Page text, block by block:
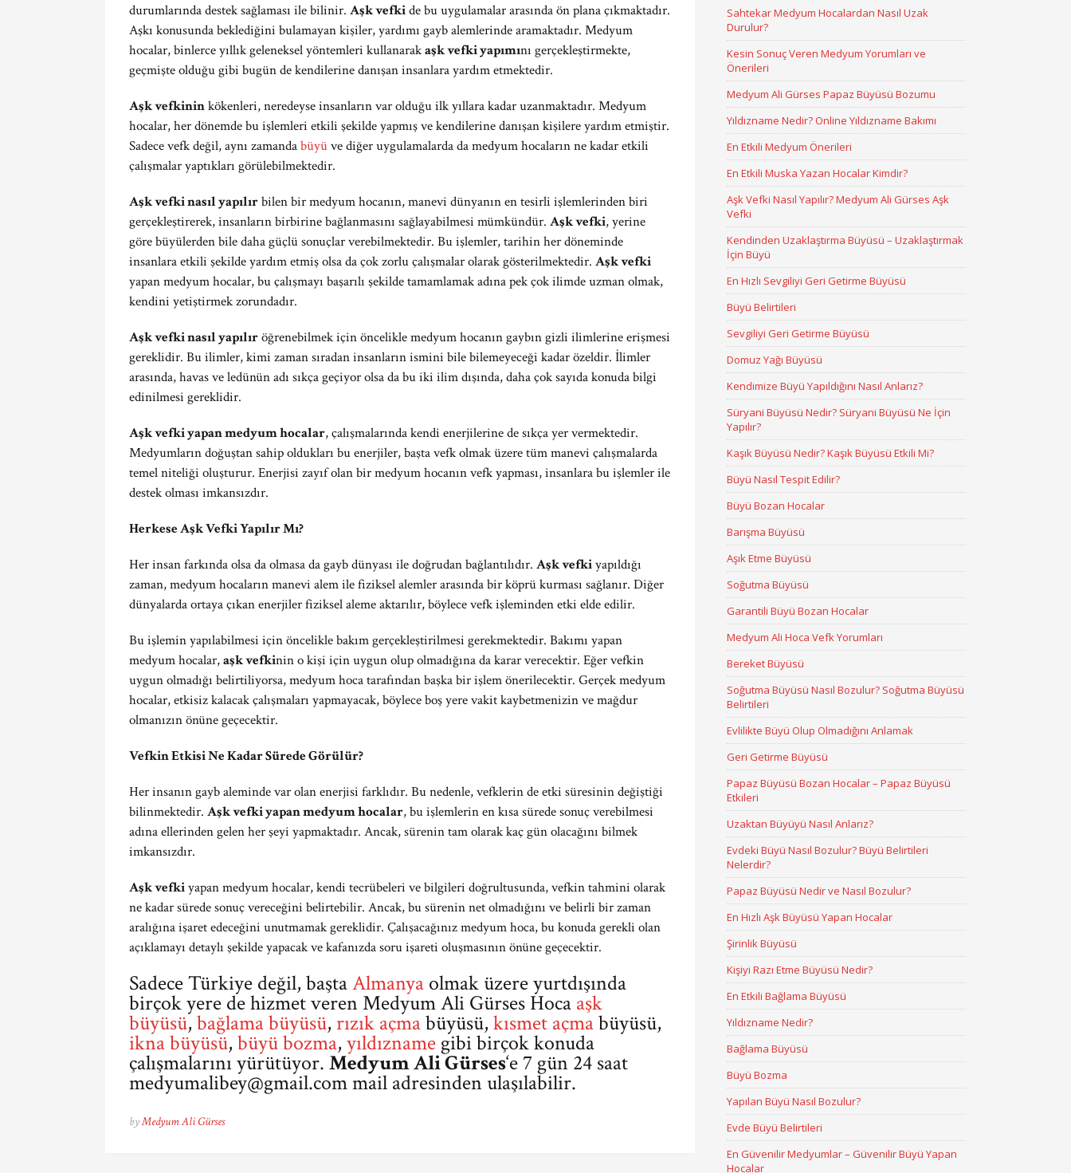
durumlarında destek sağlaması ile bilinir. Aşk vefkide bu uygulamalar arasında ön plana çıkmaktadır.
Aşkı konusunda beklediğini bulamayan kişiler, yardımı gayb alemlerinde aramaktadır. Medyum
hocalar, binlerce yıllık geleneksel yöntemleri kullanarakaşk vefki yapımını gerçekleştirmekte,
geçmişte olduğu gibi bugün de kendilerine danışan insanlara yardım etmektedir.
Aşk vefkininkökenleri, neredeyse insanların var olduğu ilk yıllara kadar uzanmaktadır. Medyum
hocalar, her dönemde bu işlemleri etkili şekilde yapmış ve kendilerine danışan kişilere yardım etmiştir.
Sadece vefk değil, aynı zamandabüyüve diğer uygulamalarda da medyum hocaların ne kadar etkili
çalışmalar yaptıkları görülebilmektedir.
Aşk vefki nasıl yapılırbilen bir medyum hocanın, manevi dünyanın en tesirli işlemlerinden biri
gerçekleştirerek, insanların birbirine bağlanmasını sağlayabilmesi mümkündür. Aşk vefki, yerine
göre büyülerden bile daha güçlü sonuçlar verebilmektedir. Bu işlemler, tarihin her döneminde
insanlara etkili şekilde yardım etmiş olsa da çok zorlu çalışmalar olarak gösterilmektedir. Aşk vefki
yapan medyum hocalar, bu çalışmayı başarılı şekilde tamamlamak adına pek çok ilimde uzman olmak,
kendini yetiştirmek zorundadır.
Aşk vefki nasıl yapılıröğrenebilmek için öncelikle medyum hocanın gaybın gizli ilimlerine erişmesi
gereklidir. Bu ilimler, kimi zaman sıradan insanların ismini bile bilemeyeceği kadar özeldir. İlimler
arasında, havas ve ledünün adı sıkça geçiyor olsa da bu iki ilim dışında, daha çok sayıda konuda bilgi
edinilmesi gereklidir.
Aşk vefki yapan medyum hocalar, çalışmalarında kendi enerjilerine de sıkça yer vermektedir.
Medyumların doğuştan sahip oldukları bu enerjiler, başta vefk olmak üzere tüm manevi çalışmalarda
temel niteliği oluşturur. Enerjisi zayıf olan bir medyum hocanın vefk yapması, insanlara bu işlemler ile
destek olması imkansızdır.
Herkese Aşk Vefki Yapılır Mı?
Her insan farkında olsa da olmasa da gayb dünyası ile doğrudan bağlantılıdır. Aşk vefkiyapıldığı
zaman, medyum hocaların manevi alem ile fiziksel alemler arasında bir köprü kurması sağlanır. Diğer
dünyalarda ortaya çıkan enerjiler fiziksel aleme aktarılır, böylece vefk işleminden etki elde edilir.
Bu işlemin yapılabilmesi için öncelikle bakım gerçekleştirilmesi gerekmektedir. Bakımı yapan
medyum hocalar,aşk vefkinin o kişi için uygun olup olmadığına da karar verecektir. Eğer vefkin
uygun olmadığı belirtiliyorsa, medyum hoca tarafından başka bir işlem önerilecektir. Gerçek medyum
hocalar, etkisiz kalacak çalışmaları yapmayacak, böylece boş yere vakit kaybetmenizin ve mağdur
olmanızın önüne geçecektir.
Vefkin Etkisi Ne Kadar Sürede Görülür?
Her insanın gayb aleminde var olan enerjisi farklıdır. Bu nedenle, vefklerin de etki süresinin değiştiği
bilinmektedir. Aşk vefki yapan medyum hocalar, bu işlemlerin en kısa sürede sonuç verebilmesi
adına ellerinden gelen her şeyi yapmaktadır. Ancak, sürenin tam olarak kaç gün olacağını bilmek
imkansızdır.
Aşk vefkiyapan medyum hocalar, kendi tecrübeleri ve bilgileri doğrultusunda, vefkin tahmini olarak
ne kadar sürede sonuç vereceğini belirtebilir. Ancak, bu sürenin net olmadığını ve belirli bir zaman
aralığına işaret edeceğini unutmamak gereklidir. Çalışacağınız medyum hoca, bu konuda gerekli olan
açıklamayı detaylı şekilde yapacak ve kafanızda soru işareti oluşmasının önüne geçecektir.
Sadece Türkiye değil, baştaAlmanya olmak üzere yurtdışında
birçok yere de hizmet veren Medyum Ali Gürses Hoca aşk
büyüsü, bağlama büyüsü, rızık açmabüyüsü, kısmet açmabüyüsü,
ikna büyüsü, büyü bozma, yıldızname gibi birçok konuda
çalışmalarını yürütüyor. Medyum Ali Gürses‘e 7 gün 24 saat
medyumalibey@gmail.commail adresinden ulaşılabilir.
byMedyum Ali Gürses
Sahtekar Medyum Hocalardan Nasıl Uzak
Durulur?
Kesin Sonuç Veren Medyum Yorumları ve
Önerileri
Medyum Ali Gürses Papaz Büyüsü Bozumu
Yıldızname Nedir? Online Yıldızname Bakımı
En Etkili Medyum Önerileri
En Etkili Muska Yazan Hocalar Kimdir?
Aşk Vefki Nasıl Yapılır? Medyum Ali Gürses Aşk
Vefki
Kendinden Uzaklaştırma Büyüsü – Uzaklaştırmak
İçin Büyü
En Hızlı Sevgiliyi Geri Getirme Büyüsü
Büyü Belirtileri
Sevgiliyi Geri Getirme Büyüsü
Domuz Yağı Büyüsü
Kendimize Büyü Yapıldığını Nasıl Anlarız?
Süryani Büyüsü Nedir? Süryani Büyüsü Ne İçin
Yapılır?
Kaşık Büyüsü Nedir? Kaşık Büyüsü Etkili Mi?
Büyü Nasıl Tespit Edilir?
Büyü Bozan Hocalar
Barışma Büyüsü
Aşık Etme Büyüsü
Soğutma Büyüsü
Garantili Büyü Bozan Hocalar
Medyum Ali Hoca Vefk Yorumları
Bereket Büyüsü
Soğutma Büyüsü Nasıl Bozulur? Soğutma Büyüsü
Belirtileri
Evlilikte Büyü Olup Olmadığını Anlamak
Geri Getirme Büyüsü
Papaz Büyüsü Bozan Hocalar – Papaz Büyüsü
Etkileri
Uzaktan Büyüyü Nasıl Anlarız?
Evdeki Büyü Nasıl Bozulur? Büyü Belirtileri
Nelerdir?
Papaz Büyüsü Nedir ve Nasıl Bozulur?
En Hızlı Aşk Büyüsü Yapan Hocalar
Şirinlik Büyüsü
Kişiyi Razı Etme Büyüsü Nedir?
En Etkili Bağlama Büyüsü
Yıldızname Nedir?
Bağlama Büyüsü
Büyü Bozma
Yapılan Büyü Nasıl Bozulur?
Evde Büyü Belirtileri
En Güvenilir Medyumlar – Güvenilir Büyü Yapan
Hocalar